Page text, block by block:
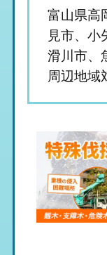
富山県高
見市、小
滑川市、
周辺地域